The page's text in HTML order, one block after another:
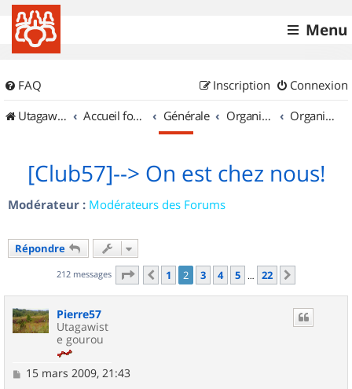
Menu
FAQ Connexion
Inscription
UtagawaVTT (Randos VTT et VTTAE avec traces GPS)
Accueil forum Générale Organisation de sorties & Recherche de partenaires Organisation de sorties en région Lorraine
[Club57]--> On est chez nous!
Modérateur : Modérateurs des Forums
Répondre
212 messages Page 2sur
Précédent
1 2 3 4 5 … 22
Pierre57
Utagawist
e gourou
M15 mars 2009, 21:43